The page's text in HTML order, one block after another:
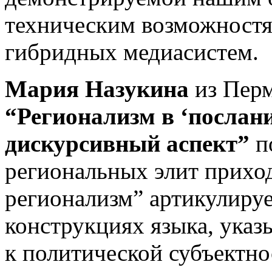
техническим
гибридных медиасистем.
Мария Назукина из
“Регионализм в
дискурсивный аспект”
региональных элит
регионализм”
конструкциях языка,
к политической